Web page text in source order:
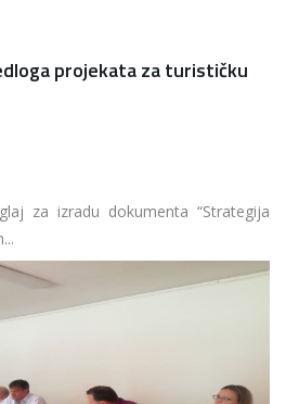
projekata za turističku
za izradu dokumenta “Strategija